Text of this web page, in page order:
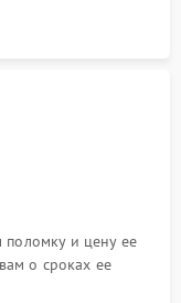
и цену ее
о сроках ее